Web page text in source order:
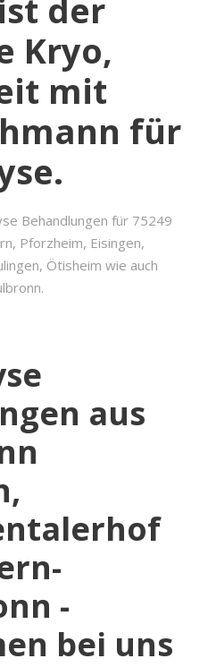
der
Kryo,
mit
für
Behandlungen für 75249
Pforzheim, Eisingen,
Ötisheim wie auch
aus
-
bei uns